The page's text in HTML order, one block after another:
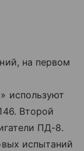
на первом
используют
Второй
ПД-8.
испытаний